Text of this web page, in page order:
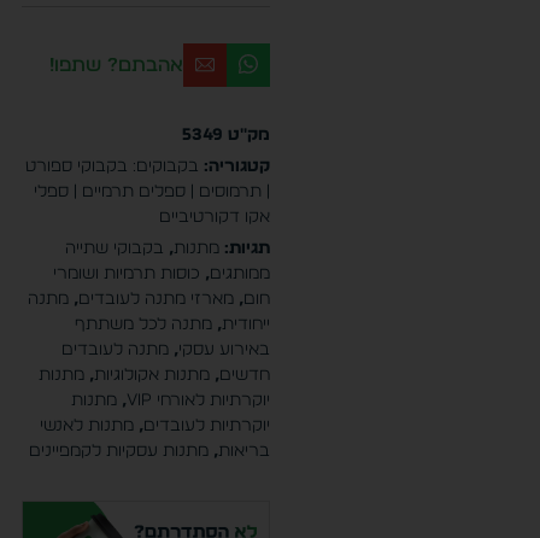
אהבתם? שתפו!
מק"ט 5349
קטגוריה: בקבוקים: בקבוקי ספורט
| תרמוסים | ספלים תרמיים | ספלי
אקו דקורטיביים
תגיות: מתנות, בקבוקי שתייה
ממותגים, כוסות תרמיות ושומרי
חום, מארזי מתנה לעובדים, מתנה
ייחודית, מתנה לכל משתתף
באירוע עסקי, מתנה לעובדים
חדשים, מתנות אקולוגיות, מתנות
יוקרתיות לאורחי VIP
, מתנות
יוקרתיות לעובדים, מתנות לאנשי
בריאות, מתנות עסקיות לקמפיינים